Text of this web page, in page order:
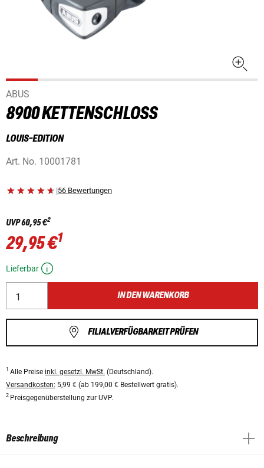
ABUS
8900 KETTENSCHLOSS
LOUIS-EDITION
Art. No. 10001781
|56 Bewertungen
UVP60,95 €2
29,95 €1
Lieferbar
IN DEN WARENKORB
FILIALVERFÜGBARKEIT PRÜFEN
1 Alle Preise inkl. gesetzl. MwSt. (Deutschland).
Versandkosten: 5,99 € (ab 199,00 € Bestellwert gratis).
2 Preisgegenüberstellung zur UVP.
Beschreibung